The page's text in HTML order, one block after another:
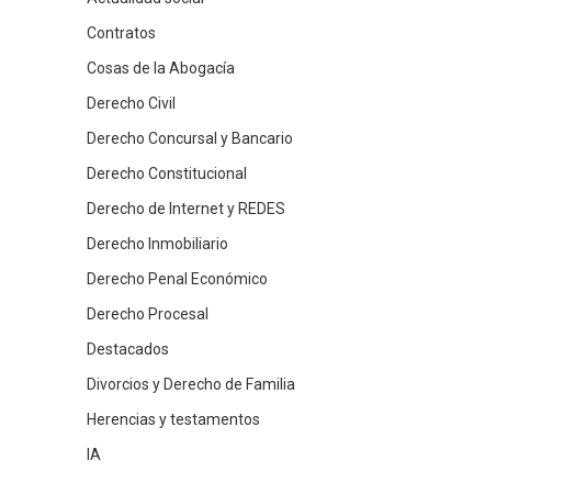
Contratos
Cosas de la Abogacía
Derecho Civil
Derecho Concursal y Bancario
Derecho Constitucional
Derecho de Internet y REDES
Derecho Inmobiliario
Derecho Penal Económico
Derecho Procesal
Destacados
Divorcios y Derecho de Familia
Herencias y testamentos
IA